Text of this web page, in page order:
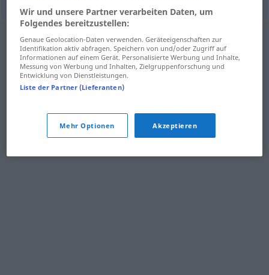
Wir und unsere Partner verarbeiten Daten, um
Folgendes bereitzustellen:
Genaue Geolocation-Daten verwenden. Geräteeigenschaften zur
Identifikation aktiv abfragen. Speichern von und/oder Zugriff auf
Informationen auf einem Gerät. Personalisierte Werbung und Inhalte,
Messung von Werbung und Inhalten, Zielgruppenforschung und
Entwicklung von Dienstleistungen.
Liste der Partner (Lieferanten)
Mehr Optionen Akzeptieren